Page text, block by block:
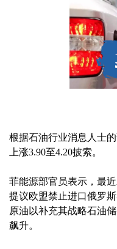
根据石油行业消息人士
上涨3.90至4.20披索。
菲能源部官员表示，最
提议欧盟禁止进口俄罗
原油以补充其战略石油
飙升。